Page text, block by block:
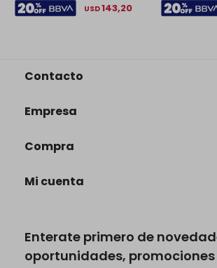
USD143,20
Enterate primero de
oportunidades, promociones
Contacto
Empresa
Compra
Mi cuenta